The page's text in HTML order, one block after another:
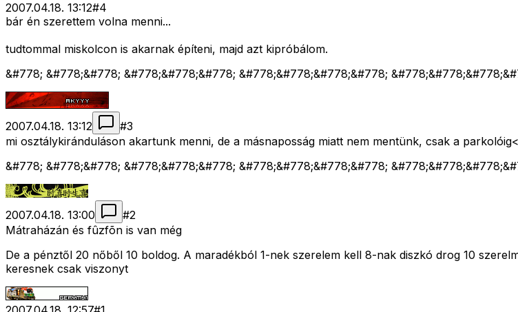
2007.04.18. 13:12#4
bár én szerettem volna menni...
tudtommal miskolcon is akarnak építeni, majd azt kipróbálom.
&#778; &#778;&#778; &#778;&#778;&#778; &#778;&#778;&#778;&#778;
2007.04.18. 13:12 #3
mi osztálykiránduláson akartunk menni, de a másnaposság miatt nem mentünk, csak a
&#778; &#778;&#778; &#778;&#778;&#778; &#778;&#778;&#778;&#778;
2007.04.18. 13:00 #2
Mátraházán és fûzfõn is van még
De a pénztől 20 nőből 10 boldog. A maradékból 1-nek szerelem kell 8-nak diszkó drog 10
keresnek csak viszonyt